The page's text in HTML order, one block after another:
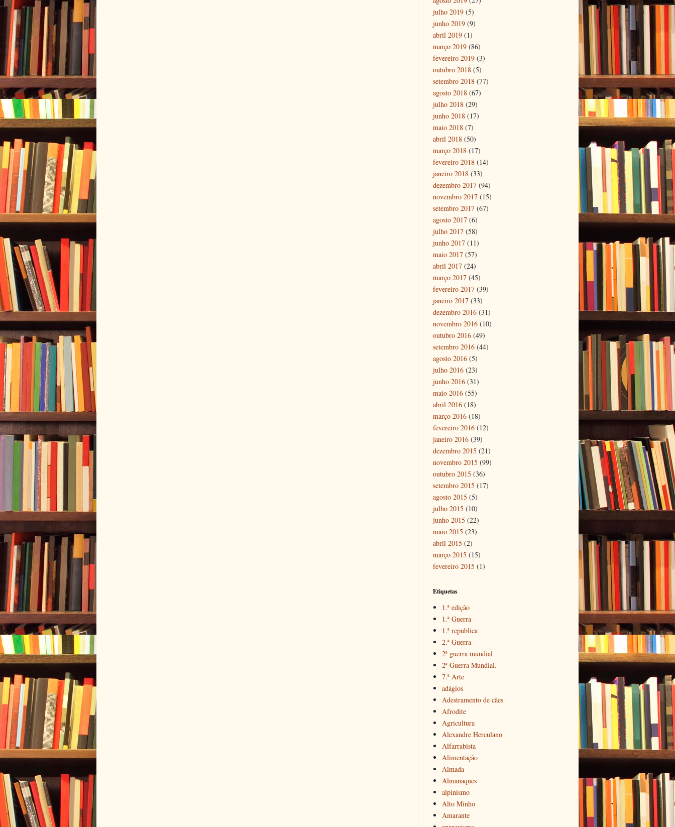
julho 2019 (5)
junho 2019 (9)
abril 2019 (1)
março 2019 (86)
fevereiro 2019 (3)
outubro 2018 (5)
setembro 2018 (77)
agosto 2018 (67)
julho 2018 (29)
junho 2018 (17)
maio 2018 (7)
abril 2018 (50)
março 2018 (17)
fevereiro 2018 (14)
janeiro 2018 (33)
dezembro 2017 (94)
novembro 2017 (15)
setembro 2017 (67)
agosto 2017 (6)
julho 2017 (58)
junho 2017 (11)
maio 2017 (57)
abril 2017 (24)
março 2017 (45)
fevereiro 2017 (39)
janeiro 2017 (33)
dezembro 2016 (31)
novembro 2016 (10)
outubro 2016 (49)
setembro 2016 (44)
agosto 2016 (5)
julho 2016 (23)
junho 2016 (31)
maio 2016 (55)
abril 2016 (18)
março 2016 (18)
fevereiro 2016 (12)
janeiro 2016 (39)
dezembro 2015 (21)
novembro 2015 (99)
outubro 2015 (36)
setembro 2015 (17)
agosto 2015 (5)
julho 2015 (10)
junho 2015 (22)
maio 2015 (23)
abril 2015 (2)
março 2015 (15)
fevereiro 2015 (1)
Etiquetas
1.ª edição
1.ª Guerra
1.ª republica
2.ª Guerra
2ª guerra mundial
2ª Guerra Mundial.
7.ª Arte
adágios
Adestramento de cães
Afrodite
Agricultura
Alexandre Herculano
Alfarrabista
Alimentação
Almada
Almanaques
alpinismo
Alto Minho
Amarante